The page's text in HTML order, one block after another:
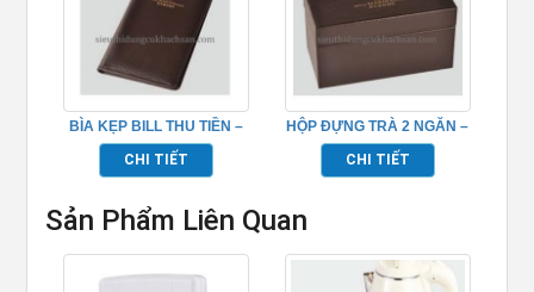
BÌA KẸP BILL THU TIỀN –
TP695047
CHI TIẾT
HỘP ĐỰNG TRÀ 2 NGĂN –
TP695053
CHI TIẾT
Sản Phẩm Liên Quan